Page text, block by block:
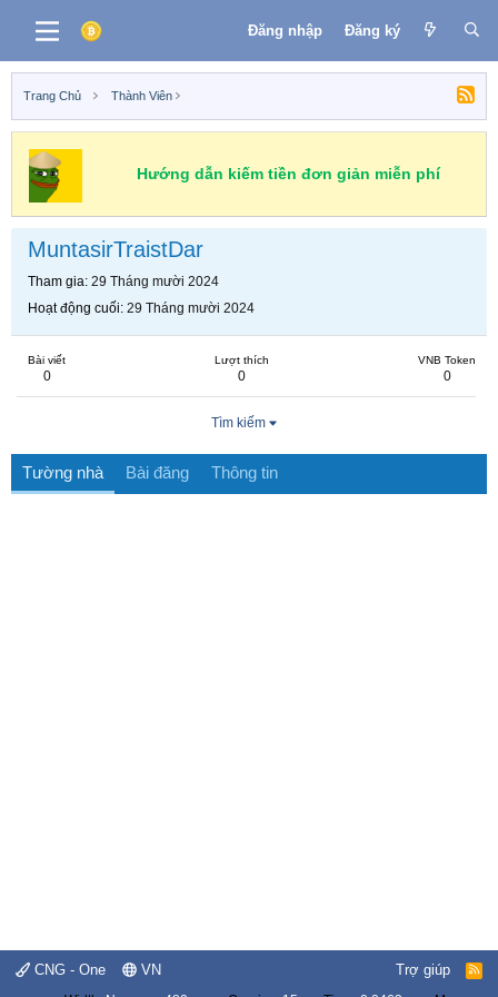
Đăng nhập Đăng ký
Trang Chủ Thành Viên
Hướng dẫn kiếm tiền đơn giản miễn phí
MuntasirTraistDar
Tham gia 29 Tháng mười 2024
Hoạt động cuối 29 Tháng mười 2024
Bài viết
0
Lượt thích
0
VNB Token
0
Tìm kiếm
Tường nhà Bài đăng Thông tin
CNG - One VN Trợ giúp
R